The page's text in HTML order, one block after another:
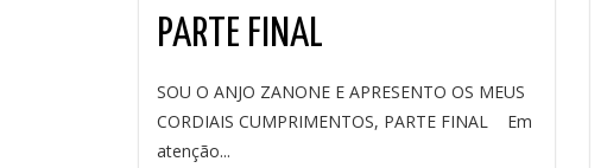
PARTE FINAL
SOU O ANJO ZANONE E APRESENTO OS MEUS
CORDIAIS CUMPRIMENTOS, PARTE FINAL Em
atenção...